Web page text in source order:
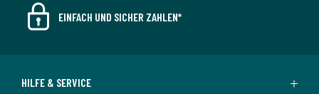
EINFACH UND SICHER ZAHLEN*
HILFE & SERVICE